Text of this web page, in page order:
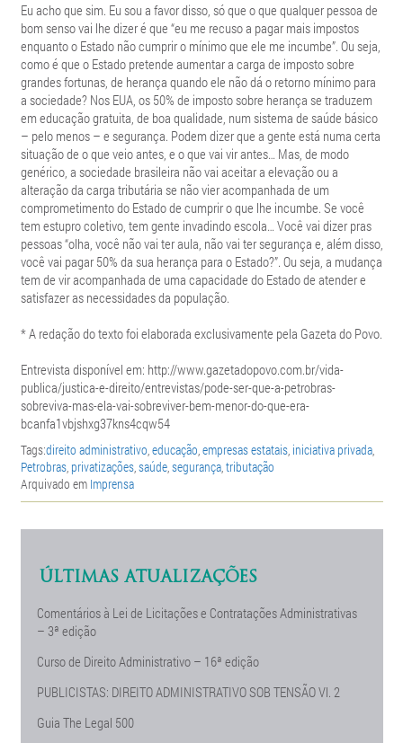
Eu acho que sim. Eu sou a favor disso, só que o que qualquer pessoa de
bom senso vai lhe dizer é que “eu me recuso a pagar mais impostos
enquanto o Estado não cumprir o mínimo que ele me incumbe”. Ou seja,
como é que o Estado pretende aumentar a carga de imposto sobre
grandes fortunas, de herança quando ele não dá o retorno mínimo para
a sociedade? Nos EUA, os 50% de imposto sobre herança se traduzem
em educação gratuita, de boa qualidade, num sistema de saúde básico
– pelo menos – e segurança. Podem dizer que a gente está numa certa
situação de o que veio antes, e o que vai vir antes… Mas, de modo
genérico, a sociedade brasileira não vai aceitar a elevação ou a
alteração da carga tributária se não vier acompanhada de um
comprometimento do Estado de cumprir o que lhe incumbe. Se você
tem estupro coletivo, tem gente invadindo escola… Você vai dizer pras
pessoas “olha, você não vai ter aula, não vai ter segurança e, além disso,
você vai pagar 50% da sua herança para o Estado?”. Ou seja, a mudança
tem de vir acompanhada de uma capacidade do Estado de atender e
satisfazer as necessidades da população.
* A redação do texto foi elaborada exclusivamente pela Gazeta do Povo.
Entrevista disponível em: http://www.gazetadopovo.com.br/vida-
publica/justica-e-direito/entrevistas/pode-ser-que-a-petrobras-
sobreviva-mas-ela-vai-sobreviver-bem-menor-do-que-era-
bcanfa1vbjshxg37kns4cqw54
Tags:direito administrativo,educação,empresas estatais, iniciativa privada,
Petrobras, privatizações,saúde,segurança,tributação
Arquivado em Imprensa
ÚLTIMAS ATUALIZAÇÕES
Comentários à Lei de Licitações e Contratações Administrativas
– 3ª edição
Curso de Direito Administrativo – 16ª edição
PUBLICISTAS: DIREITO ADMINISTRATIVO SOB TENSÃO Vl. 2
Guia The Legal 500